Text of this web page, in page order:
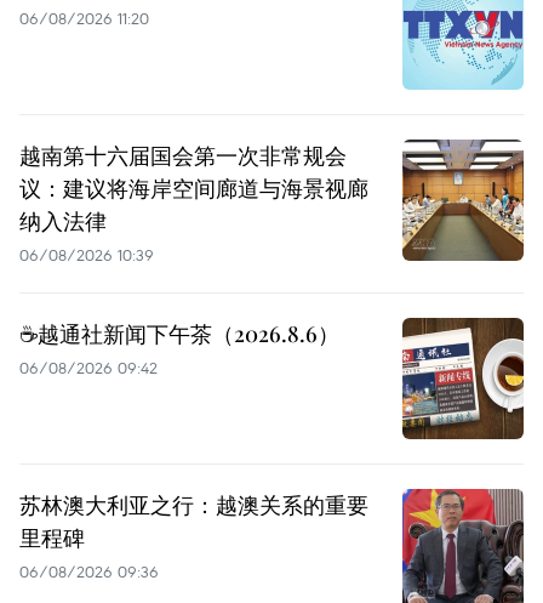
06/08/2026 11:20
越南第十六届国会第一次非常规会
议：建议将海岸空间廊道与海景视廊
纳入法律
06/08/2026 10:39
☕️越通社新闻下午茶（2026.8.6）
06/08/2026 09:42
苏林澳大利亚之行：越澳关系的重要
里程碑
06/08/2026 09:36